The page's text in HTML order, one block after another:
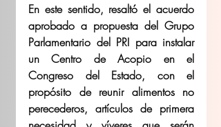
En este sentido, resaltó el acuerdo
aprobado a propuesta del Grupo
Parlamentario del PRI para instalar
un Centro de Acopio en el
Congreso del Estado, con el
propósito de reunir alimentos no
perecederos, artículos de primera